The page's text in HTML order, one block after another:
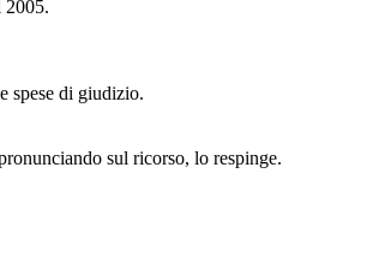
2005.
spese di giudizio.
sul ricorso, lo respinge.